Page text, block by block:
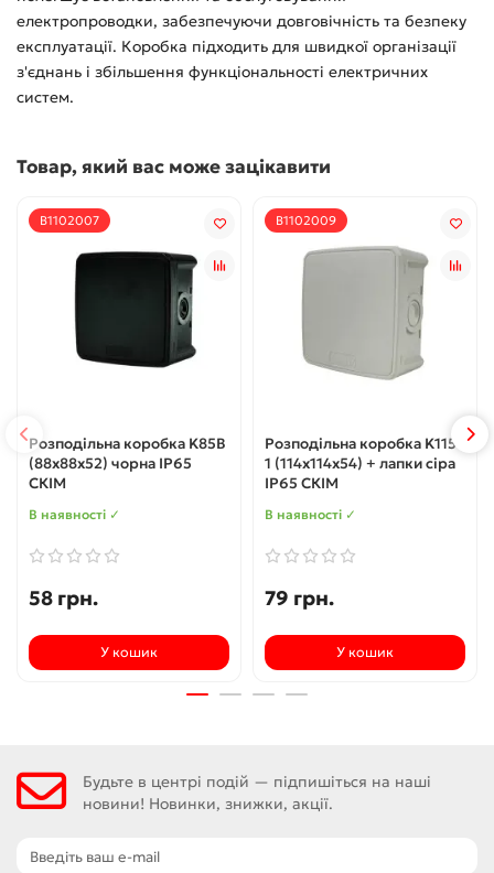
електропроводки, забезпечуючи довговічність та безпеку
експлуатації. Коробка підходить для швидкої організації
з'єднань і збільшення функціональності електричних
систем.
Товар, який вас може зацікавити
B1102007
Розподільна коробка K85B
(88х88х52) чорна IP65
СКІМ
В наявності ✓
58 грн.
У кошик
B1102009
Розподільна коробка K115-
1 (114х114х54) + лапки сіра
IP65 СКІМ
В наявності ✓
79 грн.
У кошик
Будьте в центрі подій — підпишіться на наші
новини! Новинки, знижки, акції.